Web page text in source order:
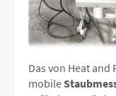
Das von Heat
mobile